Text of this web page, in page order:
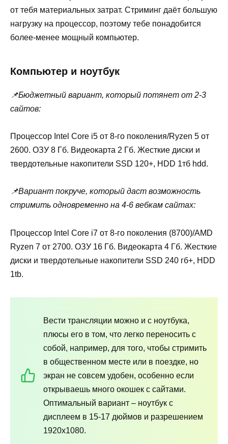
от тебя материальных затрат. Стриминг даёт большую
нагрузку на процессор, поэтому тебе понадобится
более-менее мощный компьютер.
Компьютер и ноутбук
📌Бюджетный вариант, который потянет от 2-3
сайтов:
Процессор Intel Core i5 от 8-го поколения/Ryzen 5 от
2600. ОЗУ 8 Гб. Видеокарта 2 Гб. Жесткие диски и
твердотельные накопители SSD 120+, HDD 1тб hdd.
📌Вариант покруче, который даст возможность
стримить одновременно на 4-6 вебкам сайтах:
Процессор Intel Core i7 от 8-го поколения (8700)/AMD
Ryzen 7 от 2700. ОЗУ 16 Гб. Видеокарта 4 Гб. Жесткие
диски и твердотельные накопители SSD 240 гб+, HDD
1tb.
Вести трансляции можно и с ноутбука,
плюсы его в том, что легко переносить с
собой, например, для того, чтобы стримить
в общественном месте или в поездке, но
экран не совсем удобен, особенно если
открываешь много окошек с сайтами.
Оптимальный вариант – ноутбук с
дисплеем в 15-17 дюймов и разрешением
1920х1080.